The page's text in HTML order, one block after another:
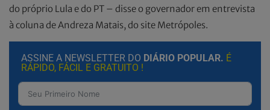
do próprio Lula e do PT – disse o governador em entrevista
à coluna de Andreza Matais, do site Metrópoles.
ASSINE A NEWSLETTER DO DIÁRIO POPULAR. É
RÁPIDO, FÁCIL E GRATUITO !